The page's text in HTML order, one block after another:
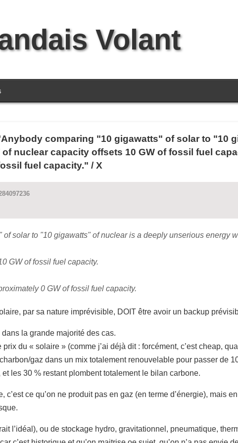
Volant
comparing "10 gigawatts" of solar to "10
nuclear capacity offsets 10 GW of fossil fuel
fuel capacity." / X
solar to "10 gigawatts" of nuclear is a deeply unserious energy
GW of fossil fuel capacity.
0 GW of fossil fuel capacity.
par sa nature imprévisible, DOIT être avoir un backup
dans la grande majorité des cas.
du « solaire » (comme j’ai déjà dit : forcément, c’est cheap,
gaz dans un mix totalement renouvelable pour passer de
les 30 % restant plombent totalement le bilan carbone.
c’est ce qu’on ne produit pas en gaz (en terme d’énergie), mais
l’idéal), ou de stockage hydro, gravitationnel, pneumatique,